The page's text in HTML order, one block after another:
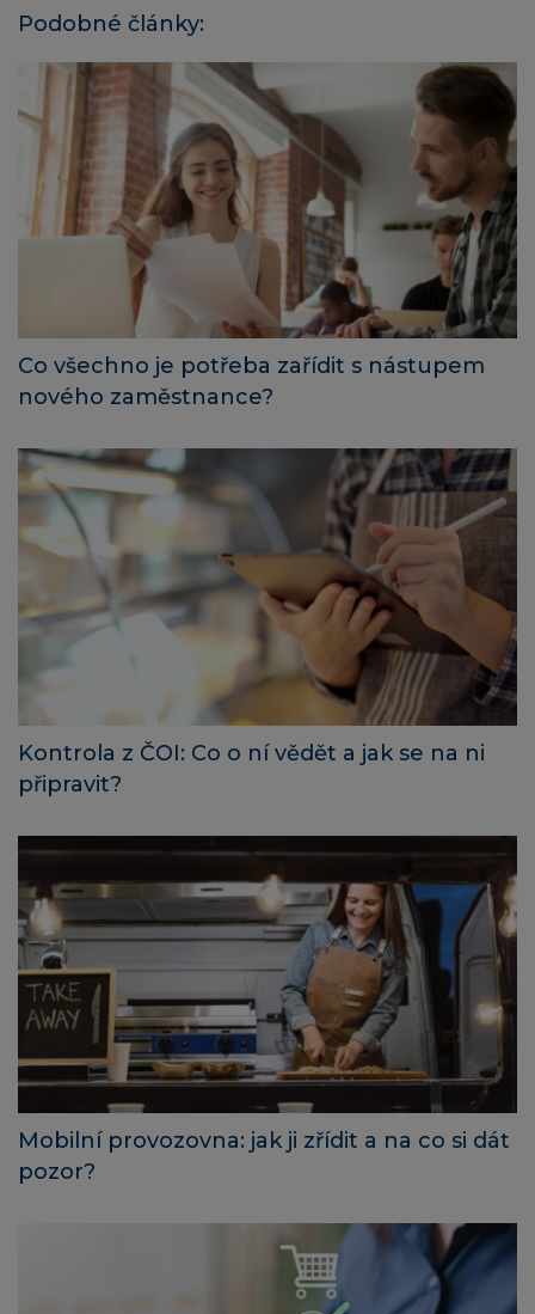
Podobné články:
Co všechno je potřeba zařídit s nástupem
nového zaměstnance?
Kontrola z ČOI: Co o ní vědět a jak se na ni
připravit?
Mobilní provozovna: jak ji zřídit a na co si dát
pozor?